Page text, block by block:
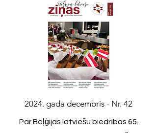
2024. gada decembris - Nr. 42
Par Beļģijas latviešu biedrības 65.